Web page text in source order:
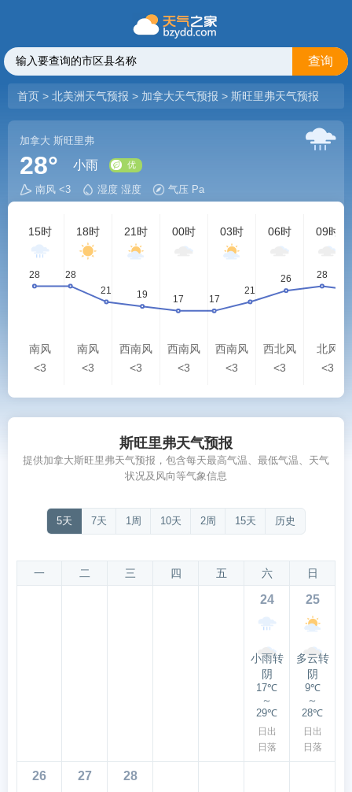
查询
首页 > 北美洲天气预报 > 加拿大天气预报 > 斯旺里弗天气预报
加拿大 斯旺里弗
28° 小雨
南风 <3 湿度 湿度 气压 Pa
15时
南风
<3
18时
南风
<3
21时
西南风
<3
00时
西南风
<3
03时
西南风
<3
06时
西北风
<3
09时
北风
<3
斯旺里弗天气预报
提供加拿大斯旺里弗天气预报，包含每天最高气温、最低气温、天气
状况及风向等气象信息
5天 7天 1周 10天 2周 15天 历史
一 二 三 四 五 六 日
24
小雨转
阴
17℃
～
29℃
日出
日落
25
多云转
阴
9℃
～
28℃
日出
日落
26 27 28